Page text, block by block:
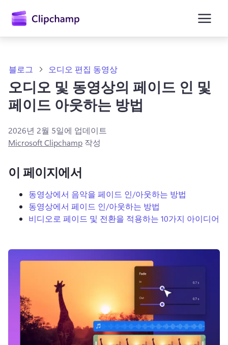
로
무료 체험하기
블로그 오디오 편집 동영상
오디오 및 동영상의 페이드 인 및
페이드 아웃하는 방법
2026년 2월 5일에 업데이트
Microsoft Clipchamp 작성
이 페이지에서
동영상에서 음악을 페이드 인/아웃하는 방법
동영상에서 페이드 인/아웃하는 방법
비디오로 페이드 및 전환을 적용하는 10가지 아이디어